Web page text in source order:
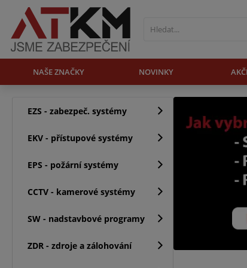
NAŠE ZNAČKY NOVINKY
EZS - zabezpeč. systémy
EKV - přístupové systémy
EPS - požární systémy
CCTV - kamerové systémy
SW - nadstavbové programy
ZDR - zdroje a zálohování